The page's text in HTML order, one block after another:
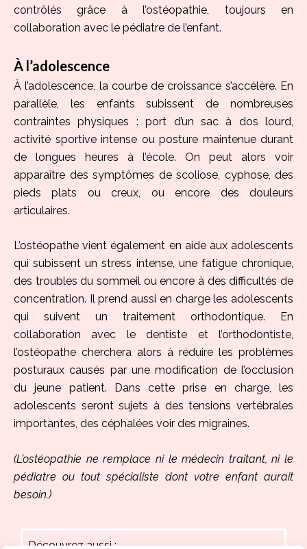
contrôlés grâce à l’ostéopathie, toujours en
collaboration avec le pédiatre de l’enfant.
À l’adolescence
À l’adolescence, la courbe de croissance s’accélère. En
parallèle, les enfants subissent de nombreuses
contraintes physiques : port d’un sac à dos lourd,
activité sportive intense ou posture maintenue durant
de longues heures à l’école. On peut alors voir
apparaître des symptômes de scoliose, cyphose, des
pieds plats ou creux, ou encore des douleurs
articulaires.
L’ostéopathe vient également en aide aux adolescents
qui subissent un stress intense, une fatigue chronique,
des troubles du sommeil ou encore à des difficultés de
concentration. Il prend aussi en charge les adolescents
qui suivent un traitement orthodontique. En
collaboration avec le dentiste et l’orthodontiste,
l’ostéopathe cherchera alors à réduire les problèmes
posturaux causés par une modification de l’occlusion
du jeune patient. Dans cette prise en charge, les
adolescents seront sujets à des tensions vertébrales
importantes, des céphalées voir des migraines.
(L’ostéopathie ne remplace ni le médecin traitant, ni le
pédiatre ou tout spécialiste dont votre enfant aurait
besoin.)
Découvrez aussi :